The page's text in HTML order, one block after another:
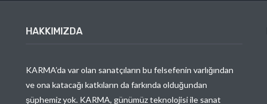
HAKKIMIZDA
KARMA’da var olan sanatçıların bu felsefenin varlığından
ve ona katacağı katkıların da farkında olduğundan
şüphemiz yok. KARMA, günümüz teknolojisi ile sanat